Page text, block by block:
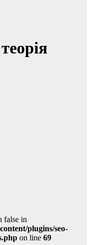
false in
plugins/seo-
on line 69